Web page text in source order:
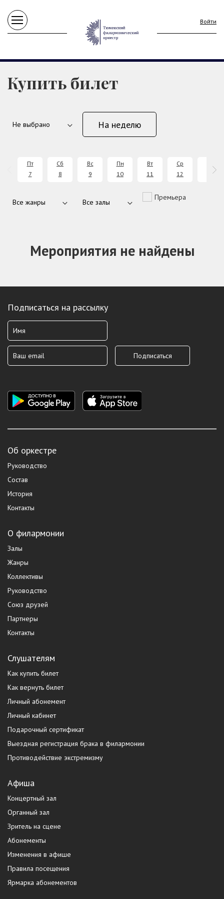
Войти
Купить билет
На неделю
Пт
7
Сб
8
Вс
9
Пн
10
Вт
11
Ср
12
13
Премьера
Мероприятия не найдены
Подписаться на рассылку
Об оркестре
Руководство
Состав
История
Контакты
О филармонии
Залы
Жанры
Коллективы
Руководство
Союз друзей
Партнеры
Контакты
Слушателям
Как купить билет
Как вернуть билет
Личный абонемент
Личный кабинет
Подарочный сертификат
Выездная регистрация брака в филармонии
Противодействие экстремизму
Афиша
Концертный зал
Органный зал
Зритель на сцене
Абонементы
Изменения в афише
Правила посещения
Ярмарка абонементов